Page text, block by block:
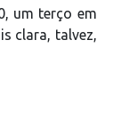
um terço em
clara, talvez,